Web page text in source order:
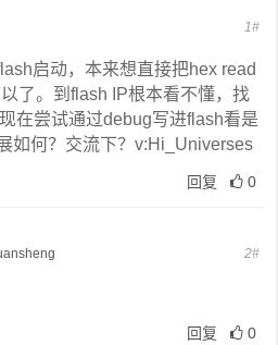
1#
启动，本来想直接把hex read
了。到flash IP根本看不懂，找
在尝试通过debug写进flash看是
如何？交流下？v:Hi_Universes
回复 0
2#
回复 0